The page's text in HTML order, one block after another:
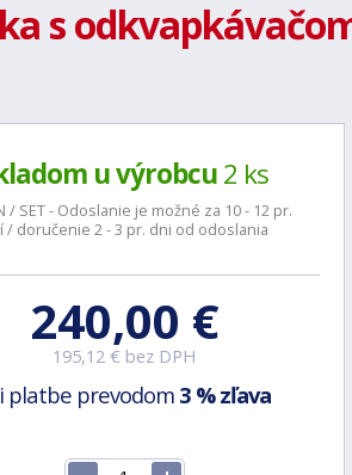
s
u výrobcu2 ks
/ SET - Odoslanie je možné za 10 - 12 pr.
/ doručenie 2 - 3 pr. dni od odoslania
240,00 €
195,12 € bez DPH
platbe prevodom 3 % zľava